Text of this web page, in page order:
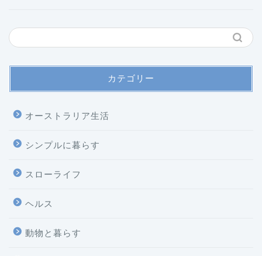
カテゴリー
オーストラリア生活
シンプルに暮らす
スローライフ
ヘルス
動物と暮らす